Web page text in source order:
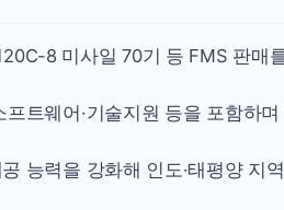
홈플러스發 대
윤준병·이해민
'호우·산사태
8 미사일 70기 등 FMS 판매
트웨어·기술지원 등을 포함하며
능력을 강화해 인도·태평양 지역